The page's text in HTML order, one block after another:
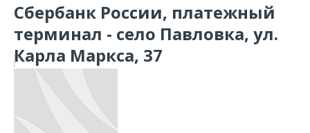
Сбербанк России, платежный
терминал - село Павловка, ул.
Карла Маркса, 37